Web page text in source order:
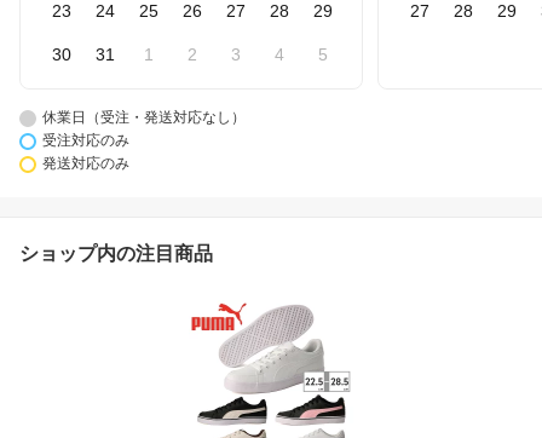
23 24 25 26 27 28 29
30 31 1 2 3 4 5
27 28 29
休業日（受注・発送対応なし）
受注対応のみ
発送対応のみ
ショップ内の注目商品